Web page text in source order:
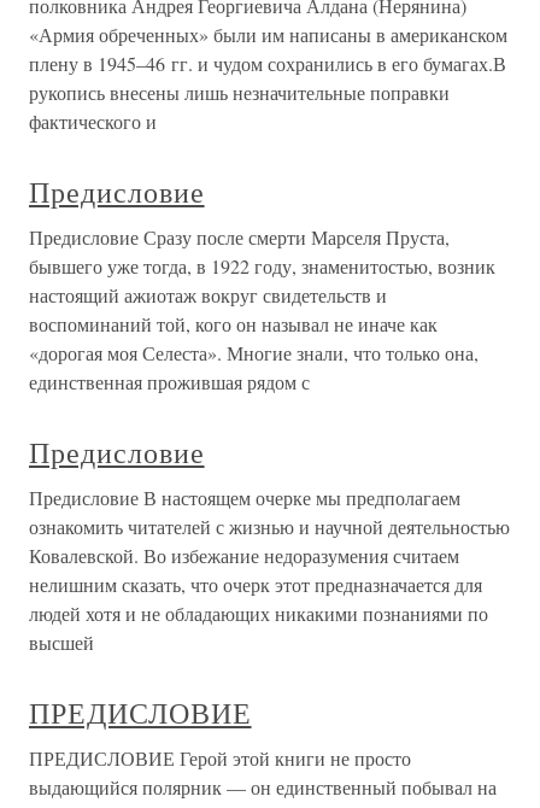
полковника Андрея Георгиевича Алдана (Нерянина)
«Армия обреченных» были им написаны в американском
плену в 1945–46 гг. и чудом сохранились в его бумагах.В
рукопись внесены лишь незначительные поправки
фактического и
Предисловие
Предисловие Сразу после смерти Марселя Пруста,
бывшего уже тогда, в 1922 году, знаменитостью, возник
настоящий ажиотаж вокруг свидетельств и
воспоминаний той, кого он называл не иначе как
«дорогая моя Селеста». Многие знали, что только она,
единственная прожившая рядом с
Предисловие
Предисловие В настоящем очерке мы предполагаем
ознакомить читателей с жизнью и научной деятельностью
Ковалевской. Во избежание недоразумения считаем
нелишним сказать, что очерк этот предназначается для
людей хотя и не обладающих никакими познаниями по
высшей
ПРЕДИСЛОВИЕ
ПРЕДИСЛОВИЕ Герой этой книги не просто
выдающийся полярник — он единственный побывал на